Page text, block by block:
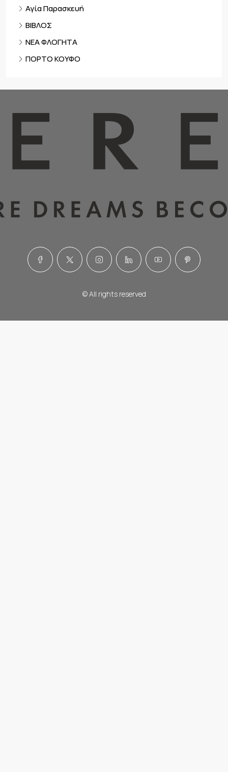
Αγία Παρασκευή
ΒΙΒΛΟΣ
ΝΕΑ ΦΛΟΓΗΤΑ
ΠΟΡΤΟ ΚΟΥΦΟ
© All rights reserved